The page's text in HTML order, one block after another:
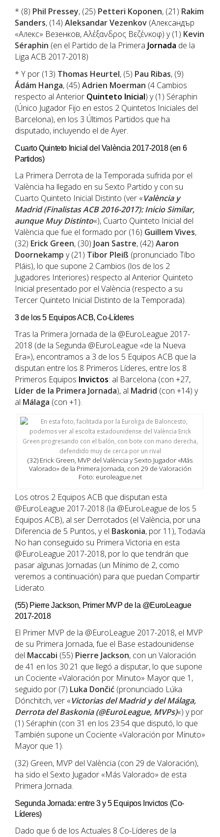
* (8) Phil Pressey, (25) Petteri Koponen, (21) Rakim
Sanders, (14) Aleksandar Vezenkov (Александър
«Алекс» Везенков, Αλέξανδρος Βεζένκοφ) y (1) Kevin
Séraphin (en el Partido de la Primera Jornada de la
Liga ACB 2017-2018)
* Y por (13) Thomas Heurtel, (5) Pau Ribas, (9)
Ádám Hanga, (45) Adrien Moerman (4 Cambios
respecto al Anterior Quinteto Inicial) y (1) Séraphin
(Único Jugador Fijo en estos 2 Quintetos Iniciales del
Barcelona), en los 3 Últimos Partidos que ha
disputado, incluyendo el de Ayer.
Cuarto Quinteto Inicial del València 2017-2018 (en 6
Partidos)
La Primera Derrota de la Temporada sufrida por el
València ha llegado en su Sexto Partido y con su
Cuarto Quinteto Inicial Distinto (ver «València y
Madrid (Finalistas ACB 2016-2017): Inicio Similar,
aunque Muy Distinto«), Cuarto Quinteto Inicial del
València que fue el formado por (16) Guillem Vives,
(32) Erick Green, (30) Joan Sastre, (42) Aaron
Doornekamp y (21) Tibor Pleiß (pronunciado Tíbo
Pláis), lo que supone 2 Cambios (los de los 2
Jugadores Interiores) respecto al Anterior Quinteto
Inicial presentado por el València (respecto a su
Tercer Quinteto Inicial Distinto de la Temporada).
3 de los 5 Equipos ACB, Co-Líderes
Tras la Primera Jornada de la @EuroLeague 2017-
2018 (de la Segunda @EuroLeague «de la Nueva
Era»), encontramos a 3 de los 5 Equipos ACB que la
disputan entre los 8 Primeros Líderes, entre los 8
Primeros Equipos Invictos: al Barcelona (con +27,
Líder de la Primera Jornada), al Madrid (con +14) y
al Málaga (con +1).
(32) Erick Green, MVP del València y Sexto Jugador «Más
Valorado» de la Primera Jornada, con 29 de Valoración
Foto: euroleague.net
Los otros 2 Equipos ACB que disputan esta
@EuroLeague 2017-2018 (la @EuroLeague de los 5
Equipos ACB), al ser Derrotados (el València, por una
Diferencia de 5 Puntos, y el Baskonia, por 11), Todavía
No han conseguido su Primera Victoria en esta
@EuroLeague 2017-2018, por lo que tendrán que
pasar algunas Jornadas (un Mínimo de 2, como
veremos a continuación) para que puedan Compartir
Liderato.
(55) Pierre Jackson, Primer MVP de la @EuroLeague
2017-2018
El Primer MVP de la @EuroLeague 2017-2018, el MVP
de su Primera Jornada, fue el Base estadounidense
del Maccabi (55) Pierre Jackson, con un Valoración
de 41 en los 30:21 que llegó a disputar, lo que supone
un Cociente «Valoración por Minuto» Mayor que 1,
seguido por (7) Luka Dončić (pronunciado Lúka
Dónchitch, ver «Victorias del Madrid y del Málaga,
Derrota del Baskonia (@EuroLeague, MVPs)«) y por
(1) Séraphin (con 31 en los 23:54 que disputó, lo que
También supone un Cociente «Valoración por Minuto»
Mayor que 1).
(32) Green, MVP del València (con 29 de Valoración),
ha sido el Sexto Jugador «Más Valorado» de esta
Primera Jornada.
Segunda Jornada: entre 3 y 5 Equipos Invictos (Co-
Líderes)
Dado que 6 de los Actuales 8 Co-Líderes de la